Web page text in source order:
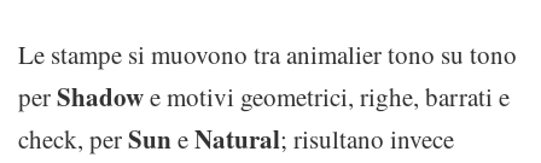
Le stampe si muovono tra animalier tono su tono
perShadowe motivi geometrici, righe, barrati e
check, perSuneNatural; risultano invece